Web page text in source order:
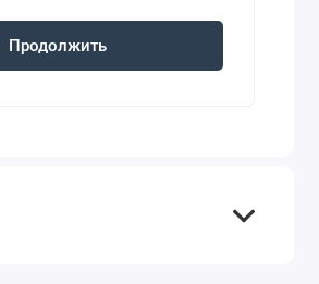
Продолжить